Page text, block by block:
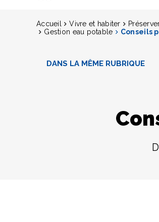
Accueil Vivre et habiter
Gestion eau potable
Conseils
DANS LA MÊME RUBRIQUE